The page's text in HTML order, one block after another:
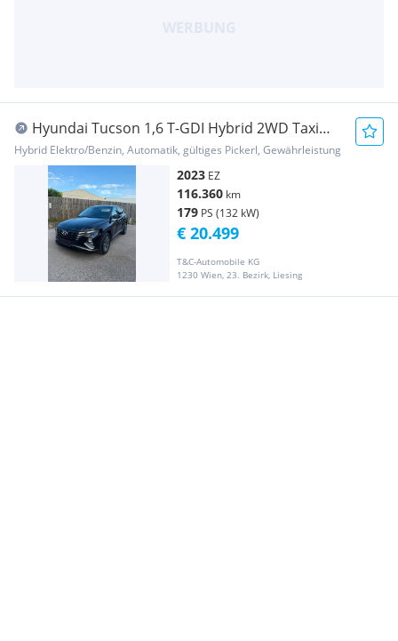
Hyundai Tucson 1,6 T-GDI Hybrid 2WD Taxi
Aut.
Hybrid Elektro/Benzin, Automatik, gültiges Pickerl, Gewährleistung
2023 EZ
116.360 km
179 PS (132 kW)
T&C-Automobile KG
1230 Wien, 23. Bezirk, Liesing
€ 20.499